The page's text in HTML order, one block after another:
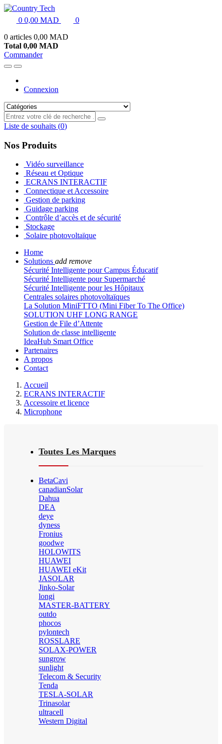
0 0,00 MAD
0
0 articles 0,00 MAD
Total 0,00 MAD
Commander
Connexion
Liste de souhaits (0)
Nos Produits
Vidéo surveillance
Réseau et Optique
ECRANS INTERACTIF
Connectique et Accessoire
Gestion de parking
Guidage parking
Contrôle d’accès et de sécurité
Stockage
Solaire photovoltaïque
Home
Solutions add remove
Sécurité Intelligente pour Campus Éducatif
Sécurité Intelligente pour Supermarché
Sécurité Intelligente pour les Hôpitaux
Centrales solaires photovoltaïques
La Solution MiniFTTO (Mini Fiber To The Office)
SOLUTION UHF LONG RANGE
Gestion de File d’Attente
Solution de classe intelligente
IdeaHub Smart Office
Partenaires
A propos
Contact
Accueil
ECRANS INTERACTIF
Accessoire et licence
Microphone
Toutes Les Marques
BetaCavi
canadianSolar
Dahua
DEA
deye
dyness
Fronius
goodwe
HOLOWITS
HUAWEI
HUAWEI eKit
JASOLAR
Jinko-Solar
longi
MASTER-BATTERY
outdo
phocos
pylontech
ROSSLARE
SOLAX-POWER
sungrow
sunlight
Telecom & Security
Tenda
TESLA-SOLAR
Trinasolar
ultracell
Western Digital